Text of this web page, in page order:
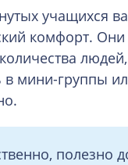
учащихся
комфорт. Они
в мини-группы
полезно